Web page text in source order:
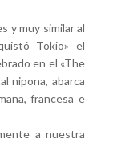
y muy similar al
Tokio» el
en el «The
nipona, abarca
francesa e
a nuestra